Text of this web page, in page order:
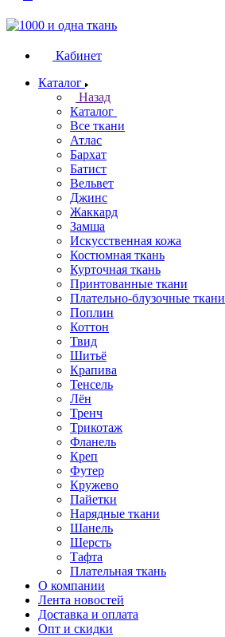
Кабинет
Каталог
Назад
Каталог
Все ткани
Атлас
Бархат
Батист
Вельвет
Джинс
Жаккард
Замша
Искусственная кожа
Костюмная ткань
Курточная ткань
Принтованные ткани
Плательно-блузочные ткани
Поплин
Коттон
Твид
Шитьё
Крапива
Тенсель
Лён
Тренч
Трикотаж
Фланель
Креп
Футер
Кружево
Пайетки
Нарядные ткани
Шанель
Шерсть
Тафта
Плательная ткань
О компании
Лента новостей
Доставка и оплата
Опт и скидки